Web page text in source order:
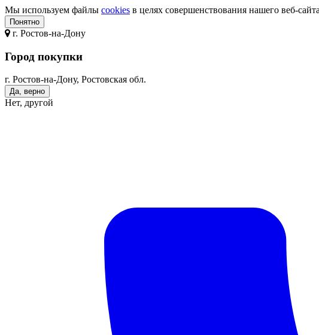
Мы используем файлы cookies в целях совершенствования нашего веб-
Понятно
г. Ростов-на-Дону
Город покупки
г. Ростов-на-Дону, Ростовская обл.
Да, верно
Нет, другой